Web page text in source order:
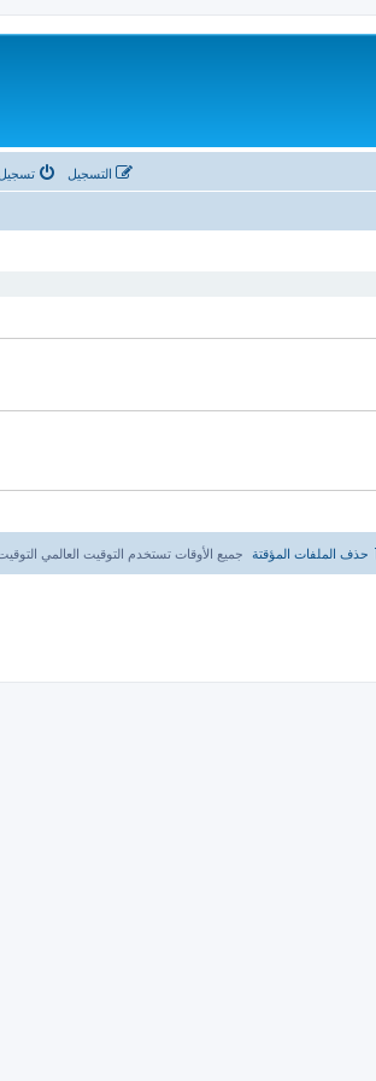
التسجيل
جميع الأوقات تستخدم التوقيت العالمي حذف الملفات المؤقتة